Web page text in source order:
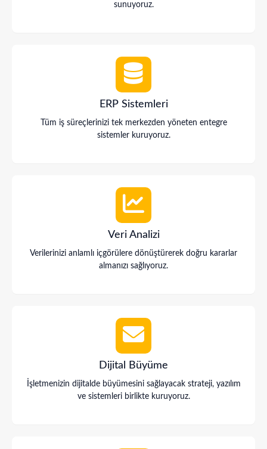
sunuyoruz.
ERP Sistemleri
Tüm iş süreçlerinizi tek merkezden yöneten entegre
sistemler kuruyoruz.
Veri Analizi
Verilerinizi anlamlı içgörülere dönüştürerek doğru kararlar
almanızı sağlıyoruz.
Dijital Büyüme
İşletmenizin dijitalde büyümesini sağlayacak strateji, yazılım
ve sistemleri birlikte kuruyoruz.